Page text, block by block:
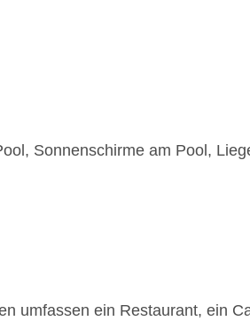
Sonnenschirme am Pool,
umfassen ein Restaurant, ein